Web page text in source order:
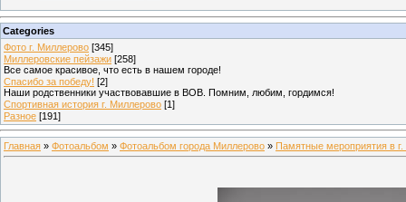
Categories
Фото г. Миллерово [345]
Миллеровские пейзажи [258]
Все самое красивое, что есть в нашем городе!
Спасибо за победу! [2]
Наши родственники участвовавшие в ВОВ. Помним, любим, гордимся!
Спортивная история г. Миллерово [1]
Разное [191]
Главная » Фотоальбом » Фотоальбом города Миллерово » Памятные мероприятия в